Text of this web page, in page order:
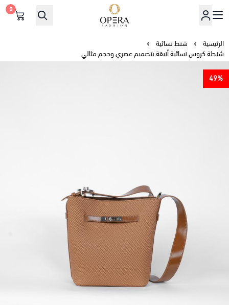
أوبرا فاشن
0
الرئيسية
شنط نسائية
شنطة كروس نسائية أنيقة بتصميم عصري وحجم مثالي
49%